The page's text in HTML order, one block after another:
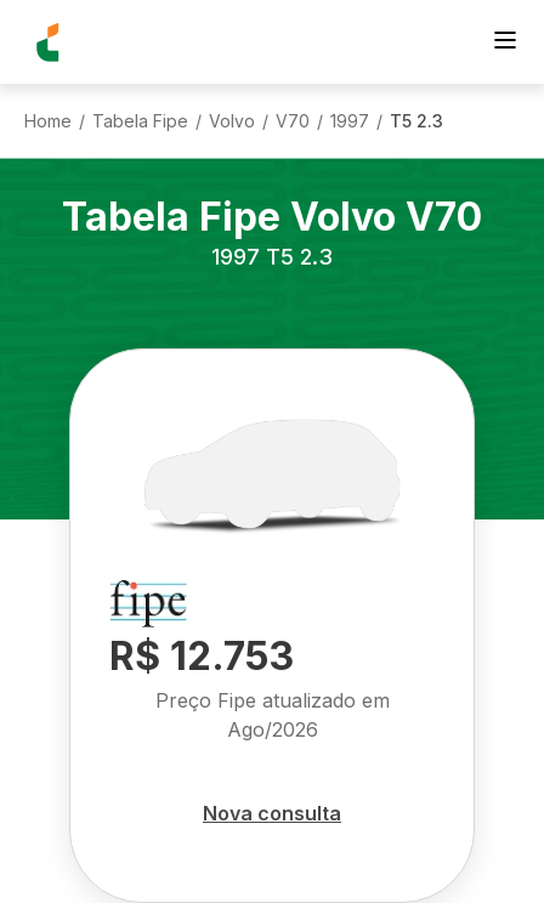
Home / Tabela Fipe / Volvo / V70 / 1997 / T5 2.3
Tabela Fipe Volvo V70
1997 T5 2.3
R$ 12.753
Preço Fipe atualizado em
Ago/2026
Nova consulta